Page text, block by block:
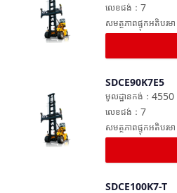
7
លេខជង់ ：
សមត្ថភាពផ្ទុកអតិបរមា
SDCE90K7E5
4550
មូលដ្ឋានកង់ ：
7
លេខជង់ ：
សមត្ថភាពផ្ទុកអតិបរមា
SDCE100K7-T